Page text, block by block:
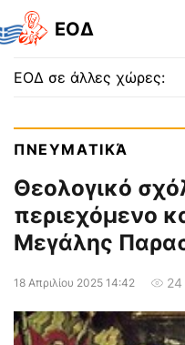
EOΔ
ΕΟΔ σε άλλες χώρες:
ΠΝΕΥΜΑΤΙΚΆ
Θεολογικό
περιεχόμενο
Μεγάλης
18 Απριλίου 2025 14:42 24